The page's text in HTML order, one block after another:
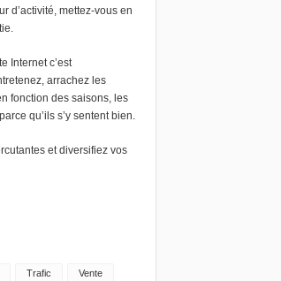
d’activité, mettez-vous en
Internet c’est
arrachez les
fonction des saisons, les
qu’ils s’y sentent bien.
et diversifiez vos
Trafic Vente